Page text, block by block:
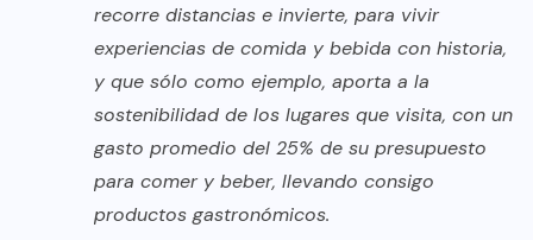
recorre distancias e invierte, para vivir
experiencias de comida y bebida con historia,
y que sólo como ejemplo, aporta a la
sostenibilidad de los lugares que visita, con un
gasto promedio del 25% de su presupuesto
para comer y beber, llevando consigo
productos gastronómicos.